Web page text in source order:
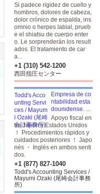
Si padece rigidez de cuello y
hombros, dolores de cabeza,
dolor crónico de espalda, ins
omnio o herpes labial, prueb
e el shiatsu de cuerpo enter
o. Le sorprenderán los result
ados. El tratamiento de car
a...
+1 (310) 542-1200
西田指圧センター
Empresa de co
ntabilidad esta
dounidense. ...
Apoyo fiscal en
tre Japón y Estados Unidos
！ Procedimientos rápidos y
cuidados posteriores ！ Japo
nés ・ Inglés en ambos senti
dos.
+1 (877) 827-1040
Todd's Accounting Services /
Mayumi Ozaki (尾崎会計事務
所)